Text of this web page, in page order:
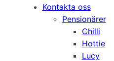
Kontakta oss
Pensionärer
Chilli
Hottie
Lucy